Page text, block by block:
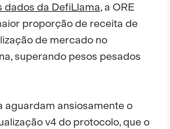
dados da DefiLlama, a ORE
proporção de receita de
de mercado no
superando pesos pesados
aguardam ansiosamente o
v4 do protocolo, que o